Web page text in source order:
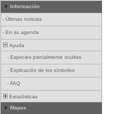
Información
- Últimas noticias
- En su agenda
Ayuda
- Especies parcialmente ocultas
- Explicación de los símbolos
- FAQ
Estadísticas
Mapas